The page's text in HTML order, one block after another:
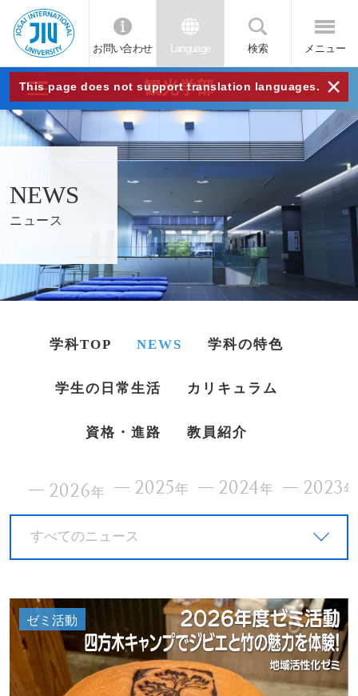
JIU
城西
大学
お問い合わせ Language 検索 メニュー
This page does not support translation languages. ×
観光学部
NEWS
ニュース
学科TOP NEWS 学科の特色
学生の日常生活 カリキュラム
資格・進路 教員紹介
2026年 2025年 2024年 2023年
すべてのニュース
ゼミ活動